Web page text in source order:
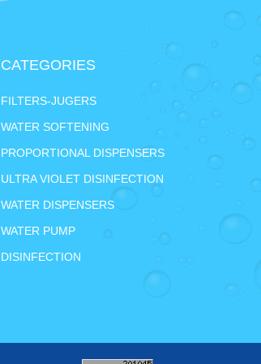
CATEGORIES
FILTERS-JUGERS
WATER SOFTENING
PROPORTIONAL DISPENSERS
ULTRA VIOLET DISINFECTION
WATER DISPENSERS
WATER PUMP
DISINFECTION